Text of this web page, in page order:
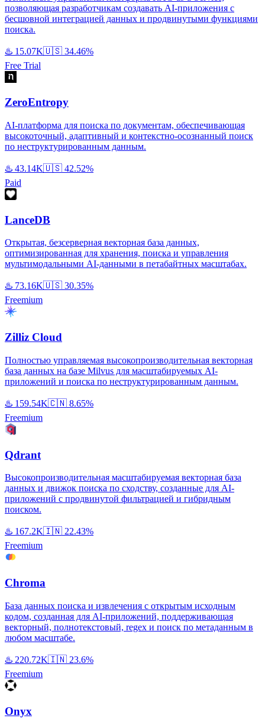
позволяющая разработчикам создавать AI-приложения с
бесшовной интеграцией данных и продвинутыми функциями
поиска.
♨️ 15.07K🇺🇸 34.46%
Free Trial
ZeroEntropy
AI-платформа для поиска по документам, обеспечивающая
высокоточный, адаптивный и контекстно-осознанный поиск
по неструктурированным данным.
♨️ 43.14K🇺🇸 42.52%
Paid
LanceDB
Открытая, безсерверная векторная база данных,
оптимизированная для хранения, поиска и управления
мультимодальными AI-данными в петабайтных масштабах.
♨️ 73.16K🇺🇸 30.35%
Freemium
Zilliz Cloud
Полностью управляемая высокопроизводительная векторная
база данных на базе Milvus для масштабируемых AI-
приложений и поиска по неструктурированным данным.
♨️ 159.54K🇨🇳 8.65%
Freemium
Qdrant
Высокопроизводительная масштабируемая векторная база
данных и движок поиска по сходству, созданные для AI-
приложений с продвинутой фильтрацией и гибридным
поиском.
♨️ 167.2K🇮🇳 22.43%
Freemium
Chroma
База данных поиска и извлечения с открытым исходным
кодом, созданная для AI-приложений, поддерживающая
векторный, полнотекстовый, regex и поиск по метаданным в
любом масштабе.
♨️ 220.72K🇮🇳 23.6%
Freemium
Onyx